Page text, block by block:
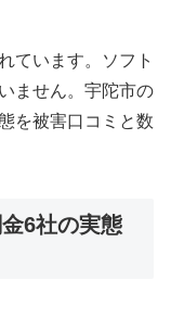
ています。ソフト
ません。宇陀市の
を被害口コミと数
6社の実態